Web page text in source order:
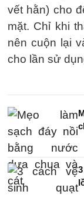
vết hằn) cho
mặt. Chỉ khi
nên cuộn lại
cho lần sử